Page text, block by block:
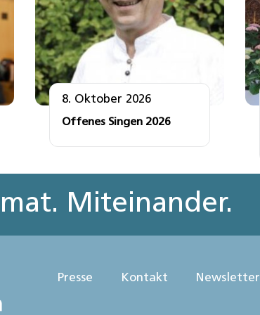
8. Oktober 2026
Offenes Singen 2026
Miteinander.
Presse Kontakt Newsletter